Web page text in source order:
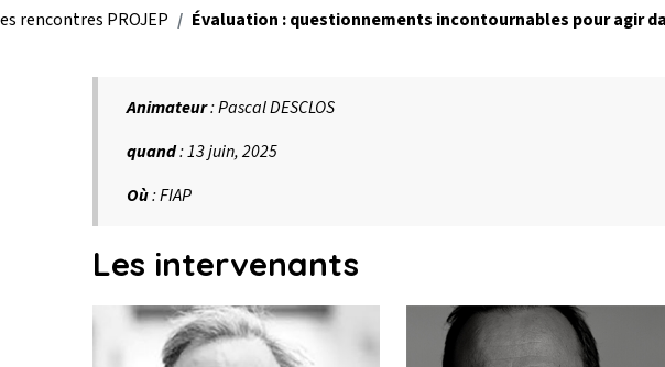
rencontres PROJEP Évaluation : questionnements incontournables pour agir
Animateur: Pascal DESCLOS
quand: 13 juin, 2025
Où: FIAP
Les intervenants
Photo de l'intervenant Photo de l'intervenant